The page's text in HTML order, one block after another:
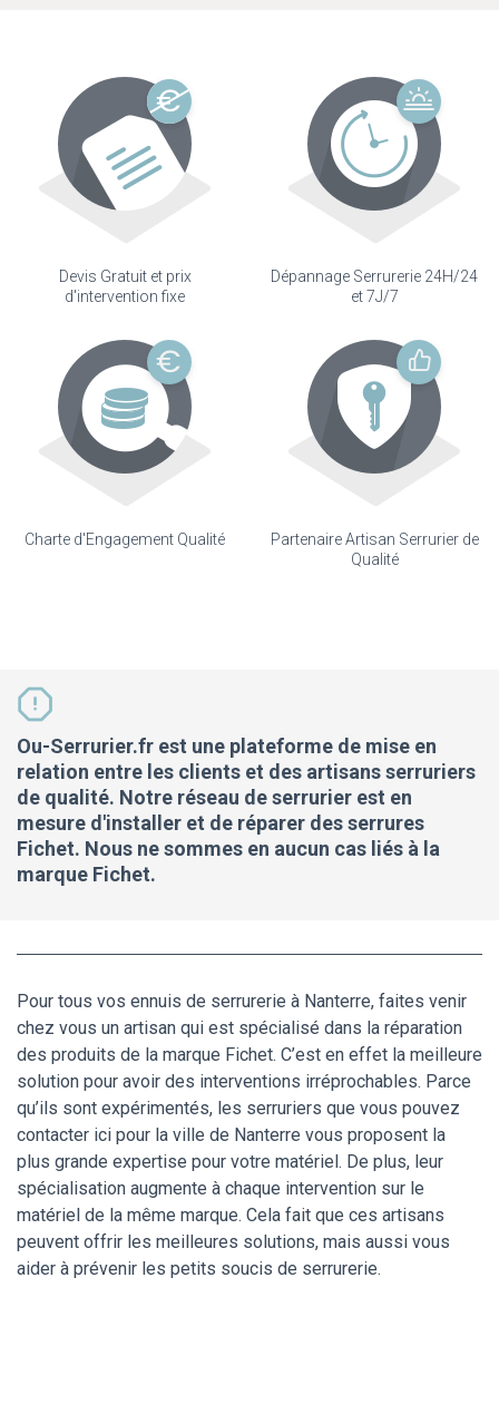
Devis Gratuit et prix
d'intervention fixe
Dépannage Serrurerie 24H/24
et 7J/7
Charte d'Engagement Qualité
Partenaire Artisan Serrurier de
Qualité
Ou-Serrurier.fr est une plateforme de mise en
relation entre les clients et des artisans serruriers
de qualité. Notre réseau de serrurier est en
mesure d'installer et de réparer des serrures
Fichet. Nous ne sommes en aucun cas liés à la
marque Fichet.
Pour tous vos ennuis de serrurerie à Nanterre, faites venir
chez vous un artisan qui est spécialisé dans la réparation
des produits de la marque Fichet. C’est en effet la meilleure
solution pour avoir des interventions irréprochables. Parce
qu’ils sont expérimentés, les serruriers que vous pouvez
contacter ici pour la ville de Nanterre vous proposent la
plus grande expertise pour votre matériel. De plus, leur
spécialisation augmente à chaque intervention sur le
matériel de la même marque. Cela fait que ces artisans
peuvent offrir les meilleures solutions, mais aussi vous
aider à prévenir les petits soucis de serrurerie.